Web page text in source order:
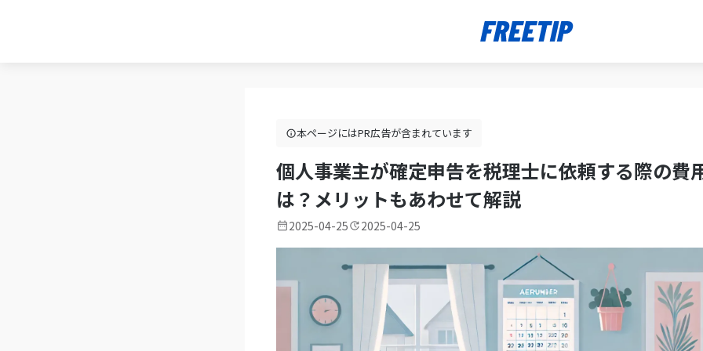
本ページにはPR広告が含まれています
個人事業主が確定申告を税理士に依頼する際の費
は？メリットもあわせて解説
2025-04-25 2025-04-25